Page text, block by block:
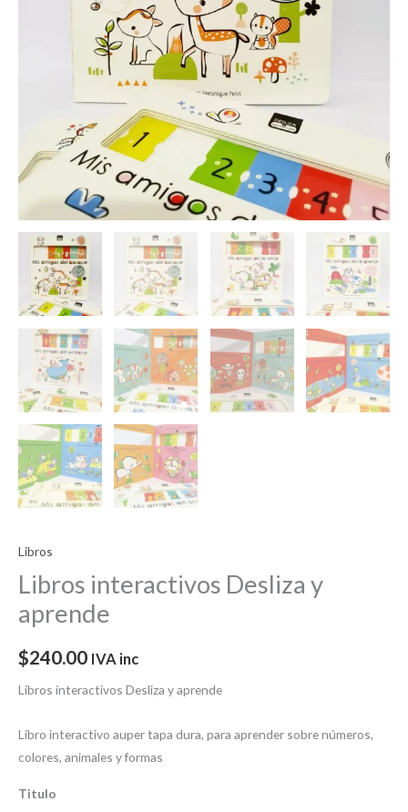
Libros
Libros interactivos Desliza y
aprende
$240.00 IVA inc
Libros interactivos Desliza y aprende
Libro interactivo auper tapa dura, para aprender sobre números,
colores, animales y formas
Titulo